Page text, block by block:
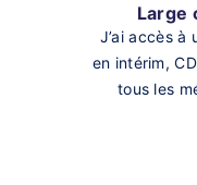
Large
J’ai accès à
en intérim,
tous les